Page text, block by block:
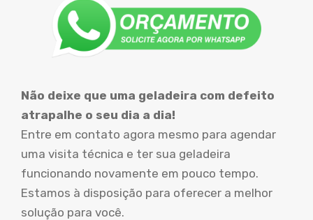
Não deixe que uma geladeira com defeito
atrapalhe o seu dia a dia!
Entre em contato agora mesmo para agendar
uma visita técnica e ter sua geladeira
funcionando novamente em pouco tempo.
Estamos à disposição para oferecer a melhor
solução para você.